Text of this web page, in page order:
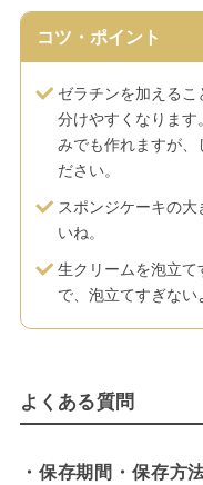
コツ・ポイント
ゼラチンを加えるこ
分けやすくなりま
みでも作れますが、
ださい。
スポンジケーキの
いね。
生クリームを泡立
で、泡立てすぎない
よくある質問
・保存期間・保存方